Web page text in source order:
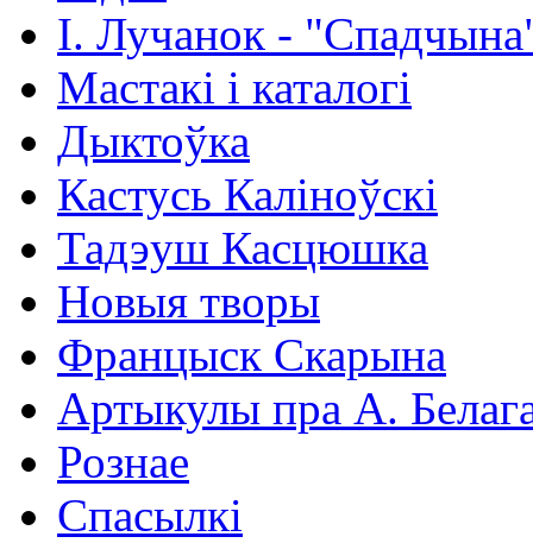
І. Лучанок -
Мастакі i каталогi
Дыктоўка
Кастусь Каліноўскі
Тадэуш Касцюшка
Новыя творы
Францыск Скарына
Артыкулы пра А.
Рознае
Спасылкі